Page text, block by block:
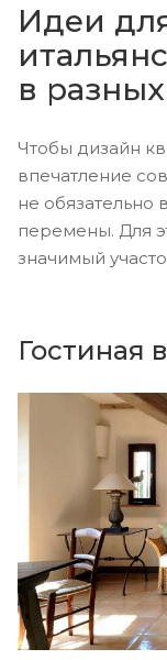
Идеи
в
Чтобы дизайн
впечатление
не обязательно
перемены. Для
значимый
Гостиная